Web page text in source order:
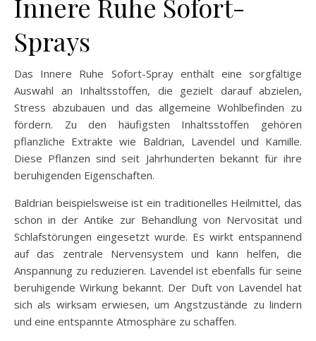
Innere Ruhe Sofort-
Sprays
Das Innere Ruhe Sofort-Spray enthält eine sorgfältige
Auswahl an Inhaltsstoffen, die gezielt darauf abzielen,
Stress abzubauen und das allgemeine Wohlbefinden zu
fördern. Zu den häufigsten Inhaltsstoffen gehören
pflanzliche Extrakte wie Baldrian, Lavendel und Kamille.
Diese Pflanzen sind seit Jahrhunderten bekannt für ihre
beruhigenden Eigenschaften.
Baldrian beispielsweise ist ein traditionelles Heilmittel, das
schon in der Antike zur Behandlung von Nervosität und
Schlafstörungen eingesetzt wurde. Es wirkt entspannend
auf das zentrale Nervensystem und kann helfen, die
Anspannung zu reduzieren. Lavendel ist ebenfalls für seine
beruhigende Wirkung bekannt. Der Duft von Lavendel hat
sich als wirksam erwiesen, um Angstzustände zu lindern
und eine entspannte Atmosphäre zu schaffen.